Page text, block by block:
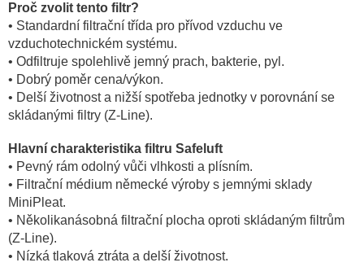
Proč zvolit tento filtr?
• Standardní filtrační třída pro přívod vzduchu ve
vzduchotechnickém systému.
• Odfiltruje spolehlivě jemný prach, bakterie, pyl.
• Dobrý poměr cena/výkon.
• Delší životnost a nižší spotřeba jednotky v porovnání se
skládanými filtry (Z-Line).
Hlavní charakteristika filtru Safeluft
• Pevný rám odolný vůči vlhkosti a plísním.
• Filtrační médium německé výroby s jemnými sklady
MiniPleat.
• Několikanásobná filtrační plocha oproti skládaným filtrům
(Z-Line).
• Nízká tlaková ztráta a delší životnost.